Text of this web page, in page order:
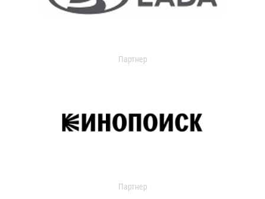
Партнер
Партнер